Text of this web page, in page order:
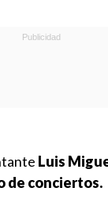
Luis
de conciertos.